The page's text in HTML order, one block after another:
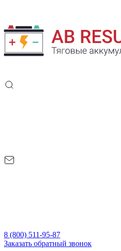
8 (800) 511-95-87
Заказать обратный звонок